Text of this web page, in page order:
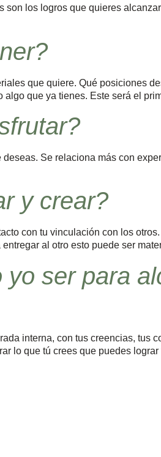
son los logros que quieres
que quiere. Qué posiciones
que ya tienes. Este será el
Se relaciona más con
y crear?
con tu vinculación con los
al otro esto puede ser
ser para
interna, con tus creencias, tus
lo que tú crees que puedes